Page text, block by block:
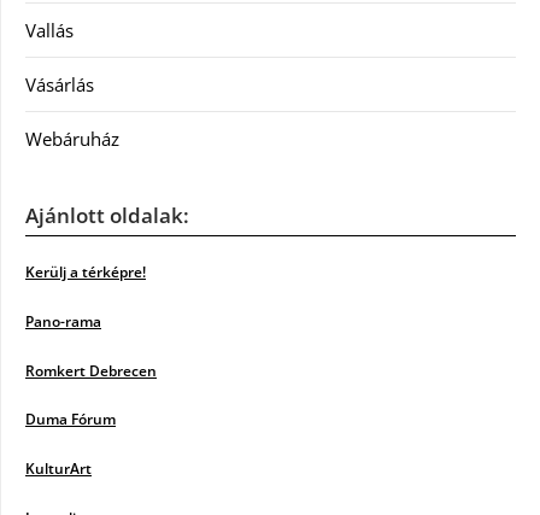
Vallás
Vásárlás
Webáruház
Ajánlott oldalak:
Kerülj a térképre!
Pano-rama
Romkert Debrecen
Duma Fórum
KulturArt